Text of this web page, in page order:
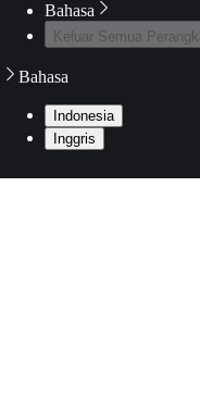
Bahasa
Keluar Semua
Bahasa
Indonesia
Inggris